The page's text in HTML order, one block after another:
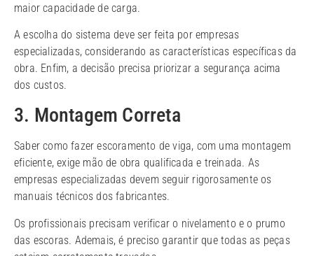
maior capacidade de carga.
A escolha do sistema deve ser feita por empresas
especializadas, considerando as características específicas da
obra. Enfim, a decisão precisa priorizar a segurança acima
dos custos.
3. Montagem Correta
Saber como fazer escoramento de viga​, com uma montagem
eficiente, exige mão de obra qualificada e treinada. As
empresas especializadas devem seguir rigorosamente os
manuais técnicos dos fabricantes.
Os profissionais precisam verificar o nivelamento e o prumo
das escoras. Ademais, é preciso garantir que todas as peças